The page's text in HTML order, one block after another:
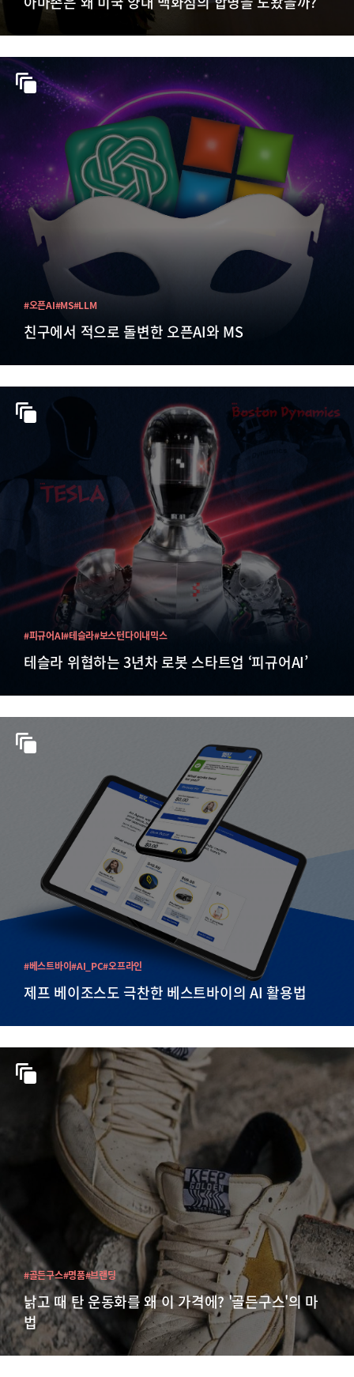
친구에서 적으로 돌변한 오픈AI와 MS
#오픈AI#MS#LLM
테슬라 위협하는 3년차 로봇 스타트업 ‘피규어AI’
#피규어AI#테슬라#보스턴다이내믹스
제프 베이조스도 극찬한 베스트바이의 AI 활용법
#베스트바이#AI_PC#오프라인
낡고 때 탄 운동화를 왜 이 가격에? '골든구스'의 마
법
#골든구스#명품#브랜딩